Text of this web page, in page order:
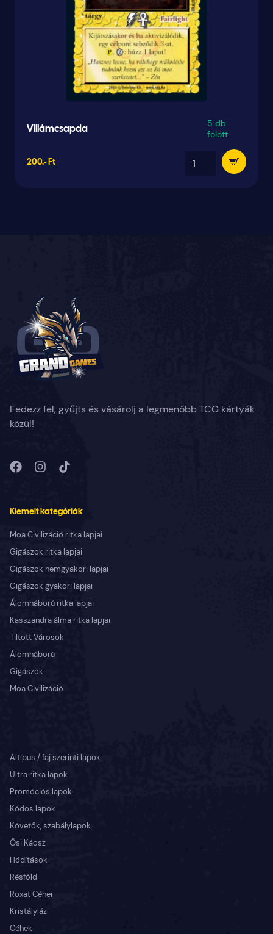
Villámcsapda
5 db
fölött
200.- Ft
Fedezz fel, gyűjts és vásárolj a legmenőbb TCG kártyák
közül!
Kiemelt kategóriák
Moa Civilizáció ritka lapjai
Gigászok ritka lapjai
Gigászok nemgyakori lapjai
Gigászok gyakori lapjai
Álomháború ritka lapjai
Kasszandra álma ritka lapjai
Tiltott Városok
Álomháború
Gigászok
Moa Civilizáció
Altípus / faj szerinti lapok
Ultra ritka lapok
Promóciós lapok
Kódos lapok
Követők, szabálylapok
Ősi Káosz
Hódítások
Résföld
Roxat Céhei
Kristályláz
Céhek